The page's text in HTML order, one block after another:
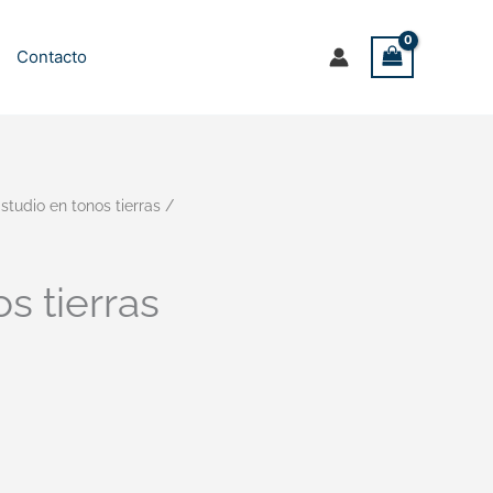
Contacto
en tonos tierras /
tierras